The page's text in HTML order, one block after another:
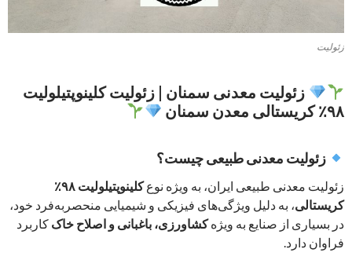
زئولیت
زئولیت معدنی سمنان | زئولیت کلینوپتیلولیت
۹۸٪ کریستالی معدن سمنان
زئولیت معدنی طبیعی چیست؟
زئولیت معدنی طبیعی ایران، به ویژه نوع
کلینوپتیلولیت ۹۸٪
کریستالی، به دلیل ویژگی‌های فیزیکی و شیمیایی منحصربه‌فرد خود،
در بسیاری از صنایع به ویژهکشاورزی، باغبانی و اصلاح خاک کاربرد
فراوان دارد.